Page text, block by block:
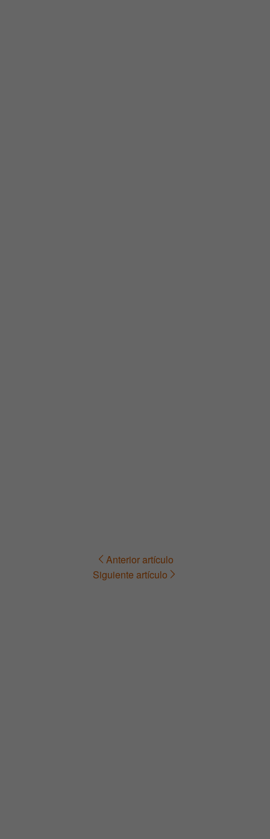
Navegación Anterior artículo
Siguiente artículo